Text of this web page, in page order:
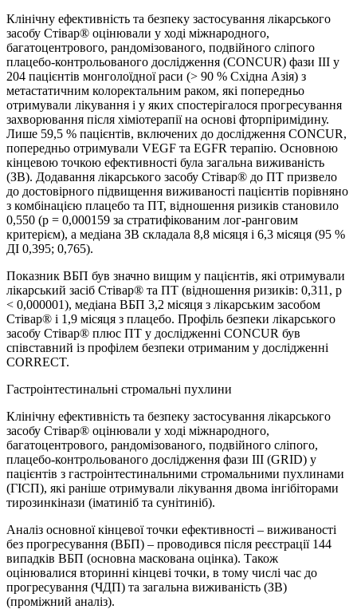
Клінічну ефективність та безпеку застосування лікарського
засобу Стівар® оцінювали у ході міжнародного,
багатоцентрового, рандомізованого, подвійного сліпого
плацебо-контрольованого дослідження (CONCUR) фази ІІІ у
204 пацієнтів монголоїдної раси (> 90 % Східна Азія) з
метастатичним колоректальним раком, які попередньо
отримували лікування і у яких спостерігалося прогресування
захворювання після хіміотерапії на основі фторпіримідину.
Лише 59,5 % пацієнтів, включених до дослідження CONCUR,
попередньо отримували VEGF та EGFR терапію. Основною
кінцевою точкою ефективності була загальна виживаність
(ЗВ). Додавання лікарського засобу Стівар® до ПТ призвело
до достовірного підвищення виживаності пацієнтів порівняно
з комбінацією плацебо та ПТ, відношення ризиків становило
0,550 (р = 0,000159 за стратифікованим лог-ранговим
критерієм), а медіана ЗВ складала 8,8 місяця і 6,3 місяця (95 %
ДІ 0,395; 0,765).
Показник ВБП був значно вищим у пацієнтів, які отримували
лікарський засіб Стівар® та ПТ (відношення ризиків: 0,311, р
< 0,000001), медіана ВБП 3,2 місяця з лікарським засобом
Стівар® і 1,9 місяця з плацебо. Профіль безпеки лікарського
засобу Стівар® плюс ПТ у дослідженні CONCUR був
співставний із профілем безпеки отриманим у дослідженні
CORRECT.
Гастроінтестинальні стромальні пухлини
Клінічну ефективність та безпеку застосування лікарського
засобу Стівар® оцінювали у ході міжнародного,
багатоцентрового, рандомізованого, подвійного сліпого,
плацебо-контрольованого дослідження фази ІІІ (GRID) у
пацієнтів з гастроінтестинальними стромальними пухлинами
(ГІСП), які раніше отримували лікування двома інгібіторами
тирозинкінази (іматиніб та сунітиніб).
Аналіз основної кінцевої точки ефективності – виживаності
без прогресування (ВБП) – проводився після реєстрації 144
випадків ВБП (основна маскована оцінка). Також
оцінювалися вторинні кінцеві точки, в тому числі час до
прогресування (ЧДП) та загальна виживаність (ЗВ)
(проміжний аналіз).